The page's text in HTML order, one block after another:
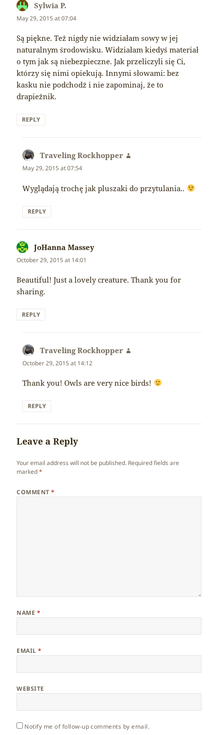
Sylwia P.
May 29, 2015 at 07:04
Są piękne. Też nigdy nie widziałam sowy w jej
naturalnym środowisku. Widziałam kiedyś materiał
o tym jak są niebezpieczne. Jak przeliczyli się Ci,
którzy się nimi opiekują. Innymi słowami: bez
kasku nie podchodź i nie zapominaj, że to
drapieżnik.
REPLY
Traveling Rockhopper
May 29, 2015 at 07:54
Wyglądają trochę jak pluszaki do przytulania..
REPLY
JoHanna Massey
October 29, 2015 at 14:01
Beautiful! Just a lovely creature. Thank you for
sharing.
REPLY
Traveling Rockhopper
October 29, 2015 at 14:12
Thank you! Owls are very nice birds!
REPLY
Leave a Reply
Your email address will not be published. Required fields are
marked*
COMMENT*
NAME *
EMAIL*
WEBSITE
Notify me of follow-up comments by email.